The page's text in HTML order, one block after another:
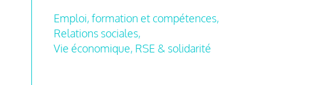
Emploi, formation et compétences,
Relations sociales,
Vie économique, RSE & solidarité